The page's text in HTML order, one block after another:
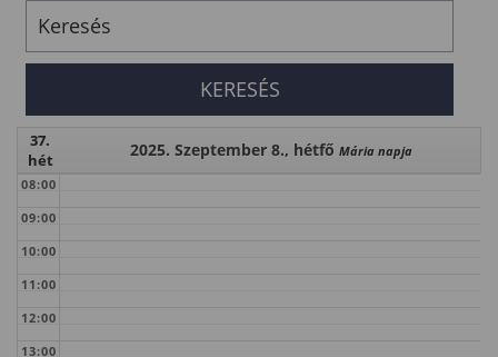
37.
hét
2025. Szeptember 8., hétfő Mária napja
08:00
09:00
10:00
11:00
12:00
13:00